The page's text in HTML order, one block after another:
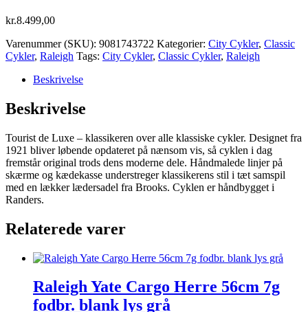
kr.8.499,00
Varenummer (SKU): 9081743722 Kategorier: City Cykler, Classic
Cykler, Raleigh Tags: City Cykler, Classic Cykler, Raleigh
Beskrivelse
Beskrivelse
Tourist de Luxe – klassikeren over alle klassiske cykler. Designet fra
1921 bliver løbende opdateret på nænsom vis, så cyklen i dag
fremstår original trods dens moderne dele. Håndmalede linjer på
skærme og kædekasse understreger klassikerens stil i tæt samspil
med en lækker lædersadel fra Brooks. Cyklen er håndbygget i
Randers.
Relaterede varer
Raleigh Yate Cargo Herre 56cm 7g
fodbr. blank lys grå